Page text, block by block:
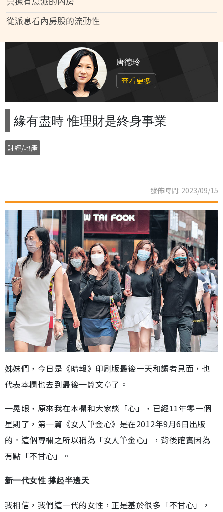
從派息看內房股的流動性
唐德玲
查看更多
緣有盡時 惟理財是終身事業
財經/地產
發佈時間: 2023/09/15
姊妹們，今日是《晴報》印刷版最後一天和讀者見面，也
代表本欄也去到最後一篇文章了。
一晃眼，原來我在本欄和大家談「心」，已經11年零一個
星期了，第一篇《女人筆金心》是在2012年9月6日出版
的。這個專欄之所以稱為「女人筆金心」，背後確實因為
有點「不甘心」。
新一代女性 撑起半邊天
我相信，我們這一代的女性，正是基於很多「不甘心」，